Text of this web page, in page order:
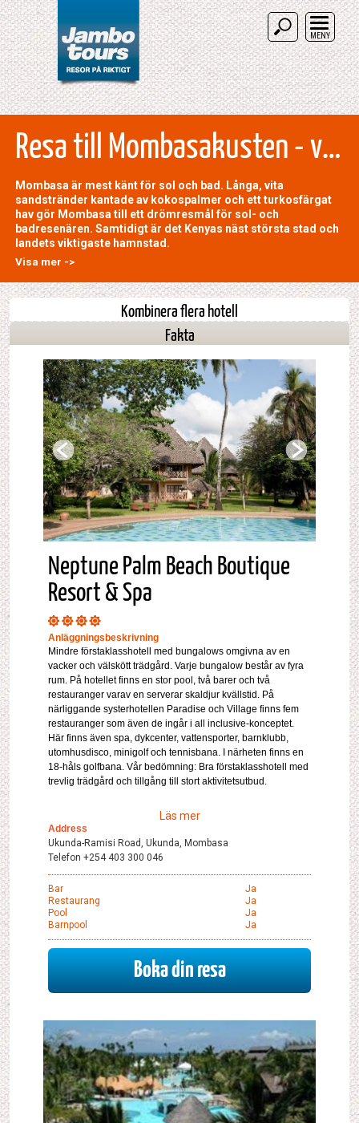
MENY
Resa till Mombasakusten - våra hotellval
Mombasa är mest känt för sol och bad. Långa, vita
sandstränder kantade av kokospalmer och ett turkosfärgat
hav gör Mombasa till ett drömresmål för sol- och
badresenären. Samtidigt är det Kenyas näst största stad och
landets viktigaste hamnstad.
Visa mer ->
Kombinera flera hotell
Fakta
Neptune Palm Beach Boutique
Resort & Spa
Anläggningsbeskrivning
Mindre förstaklasshotell med bungalows omgivna av en
vacker och välskött trädgård. Varje bungalow består av fyra
rum. På hotellet finns en stor pool, två barer och två
restauranger varav en serverar skaldjur kvällstid. På
närliggande systerhotellen Paradise och Village finns fem
restauranger som även de ingår i all inclusive-konceptet.
Här finns även spa, dykcenter, vattensporter, barnklubb,
utomhusdisco, minigolf och tennisbana. I närheten finns en
18-håls golfbana. Vår bedömning: Bra förstaklasshotell med
trevlig trädgård och tillgång till stort aktivitetsutbud.
Läs mer
Address
Ukunda-Ramisi Road, Ukunda, Mombasa
Telefon +254 403 300 046
Bar
Ja
Restaurang
Ja
Pool
Ja
Barnpool
Ja
Boka din resa